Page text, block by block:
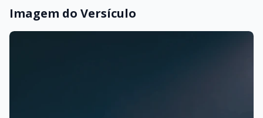
Imagem do Versículo